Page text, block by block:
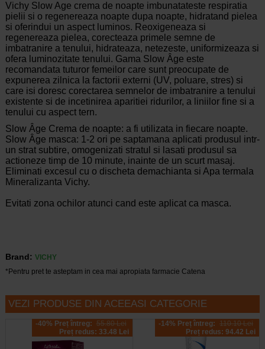
Vichy Slow Age crema de noapte imbunatateste respiratia
pielii si o regenereaza noapte dupa noapte, hidratand pielea
si oferindui un aspect luminos. Reoxigeneaza si
regenereaza pielea, corecteaza primele semne de
imbatranire a tenului, hidrateaza, netezeste, uniformizeaza si
ofera luminozitate tenului. Gama Slow Âge este
recomandata tuturor femeilor care sunt preocupate de
expunerea zilnica la factorii externi (UV, poluare, stres) si
care isi doresc corectarea semnelor de imbatranire a tenului
existente si de incetinirea aparitiei ridurilor, a liniilor fine si a
tenului cu aspect tern.
Slow Âge Crema de noapte: a fi utilizata in fiecare noapte.
Slow Âge masca: 1-2 ori pe saptamana aplicati produsul intr-
un strat subtire, omogenizati stratul si lasati produsul sa
actioneze timp de 10 minute, inainte de un scurt masaj.
Eliminati excesul cu o discheta demachianta si Apa termala
Mineralizanta Vichy.
Evitati zona ochilor atunci cand este aplicat ca masca.
Brand: VICHY
*Pentru pret te asteptam in cea mai apropiata farmacie Catena
VEZI PRODUSE DIN ACEEASI CATEGORIE
-40% Preț întreg: 55.80 Lei
Preț redus: 33.48 Lei
-14% Preț întreg: 110.10 Lei
Preț redus: 94.42 Lei